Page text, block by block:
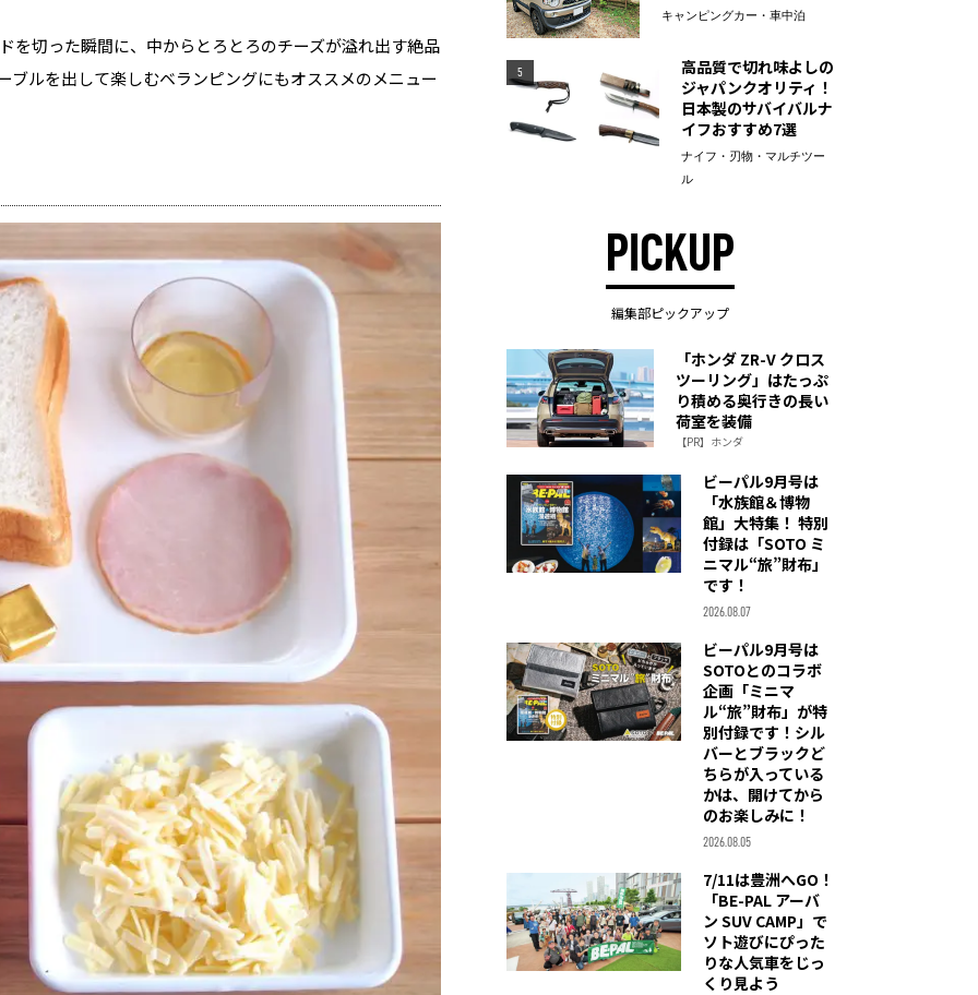
を切った瞬間に、中からとろとろのチーズが溢れ出す絶品
ブルを出して楽しむベランピングにもオススメのメニュー
キャンピングカー・車中泊
5
高品質で切れ味よしの
ジャパンクオリティ！
日本製のサバイバルナ
イフおすすめ7選
ナイフ・刃物・マルチツー
ル
PICKUP
編集部ピックアップ
「ホンダ ZR-V クロス
ツーリング」はたっぷ
り積める奥行きの長い
荷室を装備
【PR】ホンダ
ビーパル9月号は
「水族館＆博物
館」大特集！ 特別
付録は「SOTO ミ
ニマル“旅”財布」
です！
2026.08.07
ビーパル9月号は
SOTOとのコラボ
企画「ミニマ
ル“旅”財布」が特
別付録です！シル
バーとブラックど
ちらが入っている
かは、開けてから
のお楽しみに！
2026.08.05
7/11は豊洲へGO！
「BE-PAL アーバ
ン SUV CAMP」で
ソト遊びにぴった
りな人気車をじっ
くり見よう